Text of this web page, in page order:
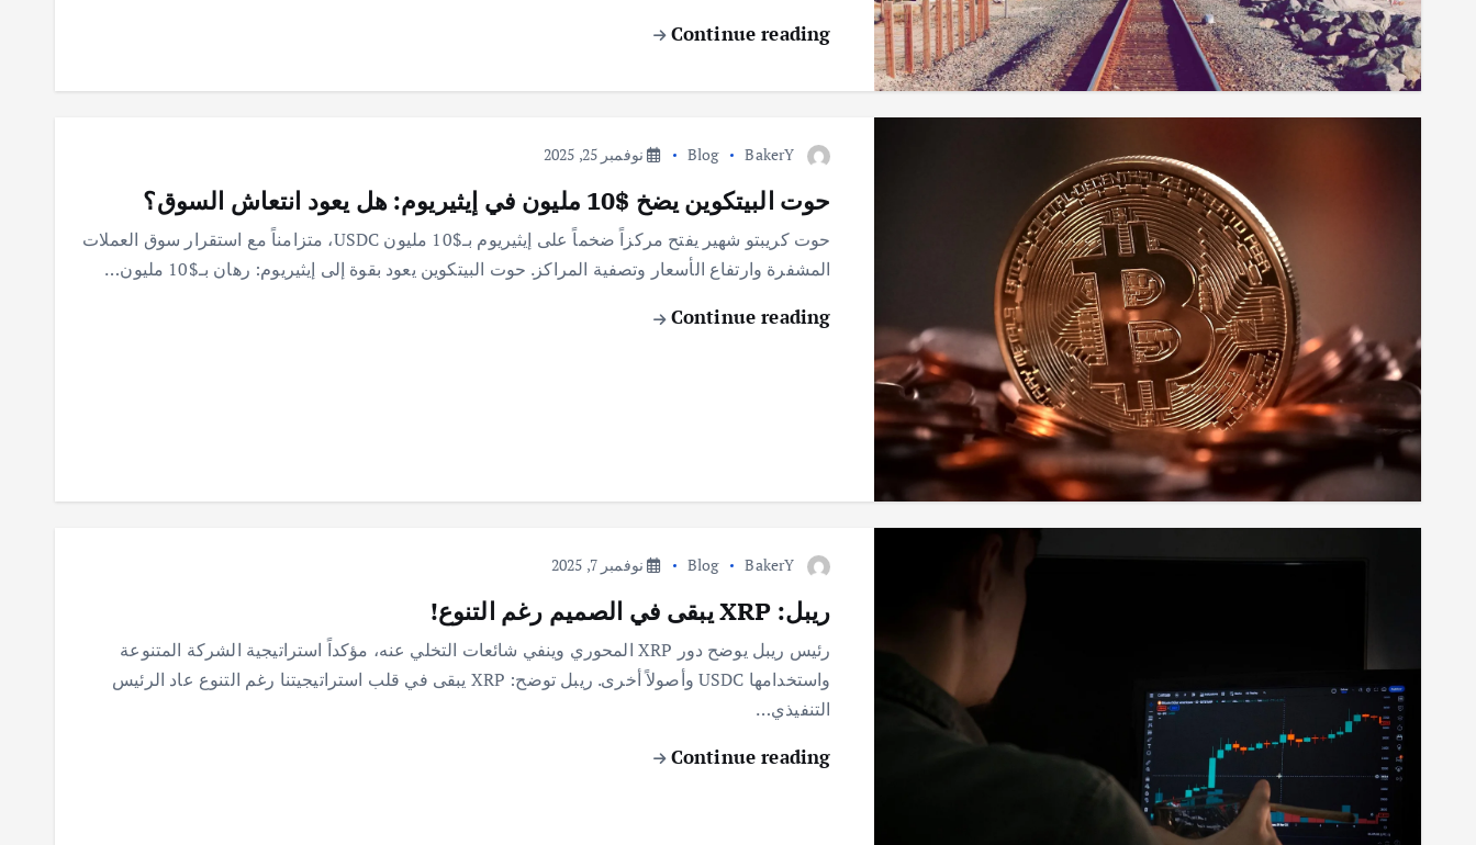
Continue reading
BakerY
Blog نوفمبر 25, 2025
حوت البيتكوين يضخ $10 مليون في إيثيريوم: هل يعود انتعاش السوق؟
حوت كريبتو شهير يفتح مركزاً ضخماً على إيثيريوم بـ$10 مليون USDC، متزامناً مع استقرار سوق العملات
المشفرة وارتفاع الأسعار وتصفية المراكز. حوت البيتكوين يعود بقوة إلى إيثيريوم: رهان بـ$10 مليون…
Continue reading
BakerY
Blog نوفمبر 7, 2025
ريبل: XRP يبقى في الصميم رغم التنوع!
رئيس ريبل يوضح دور XRP المحوري وينفي شائعات التخلي عنه، مؤكداً استراتيجية الشركة المتنوعة
واستخدامها USDC وأصولاً أخرى. ريبل توضح: XRP يبقى في قلب استراتيجيتنا رغم التنوع عاد الرئيس
التنفيذي…
Continue reading